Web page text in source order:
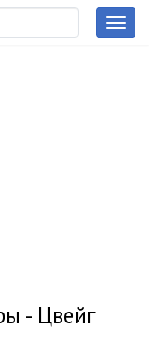
- Цвейг